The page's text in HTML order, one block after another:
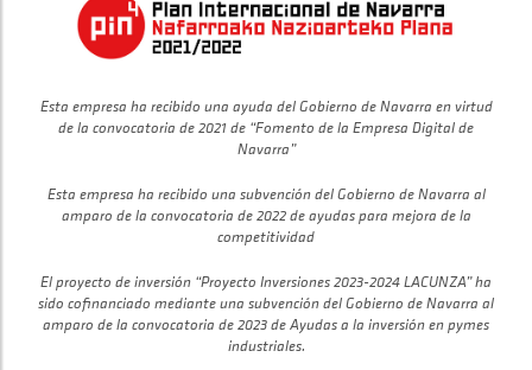
Esta empresa ha recibido una ayuda del Gobierno de Navarra en virtud
de la convocatoria de 2021 de “Fomento de la Empresa Digital de
Navarra”
Esta empresa ha recibido una subvención del Gobierno de Navarra al
amparo de la convocatoria de 2022 de ayudas para mejora de la
competitividad
El proyecto de inversión “Proyecto Inversiones 2023-2024 LACUNZA” ha
sido cofinanciado mediante una subvención del Gobierno de Navarra al
amparo de la convocatoria de 2023 de Ayudas a la inversión en pymes
industriales.